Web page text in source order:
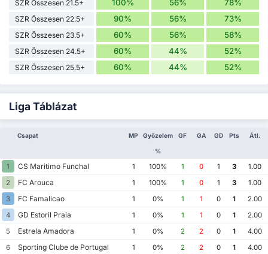
SZR Összesen 21.5+ 100% 56% 78%
SZR Összesen 22.5+ 90% 56% 73%
SZR Összesen 23.5+ 60% 56% 58%
SZR Összesen 24.5+ 60% 44% 52%
SZR Összesen 25.5+ 60% 44% 52%
Liga Táblázat
Csapat MP Győzelem
%
GF GA GD Pts Átl.
1 CS Maritimo Funchal 1 100% 1 0 1 3
1.00
2
FC Arouca 1 100% 1 0 1 3
1.00
3
FC Famalicao 1 0% 1 1 0 1
2.00
4
GD Estoril Praia 1 0% 1 1 0 1
2.00
5
Estrela Amadora 1 0% 2 2 0 1
4.00
6
Sporting Clube de Portugal 1 0% 2 2 0 1
4.00